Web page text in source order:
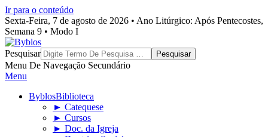
Ir para o conteúdo
Sexta-Feira, 7 de agosto de 2026 • Ano Litúrgico: Após Pentecostes,
Semana 9 • Modo I
Byblos
Pesquisar
Menu De Navegação Secundário
Menu
ByblosBiblioteca
► Catequese
► Cursos
► Doc. da Igreja